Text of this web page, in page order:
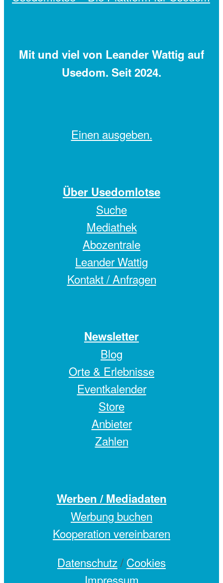
Mit und viel von Leander Wattig auf
Usedom. Seit 2024.
Einen ausgeben.
Über Usedomlotse
Suche
Mediathek
Abozentrale
Leander Wattig
Kontakt / Anfragen
Newsletter
Blog
Orte & Erlebnisse
Eventkalender
Store
Anbieter
Zahlen
Werben / Mediadaten
Werbung buchen
Kooperation vereinbaren
Datenschutz/ Cookies
Impressum